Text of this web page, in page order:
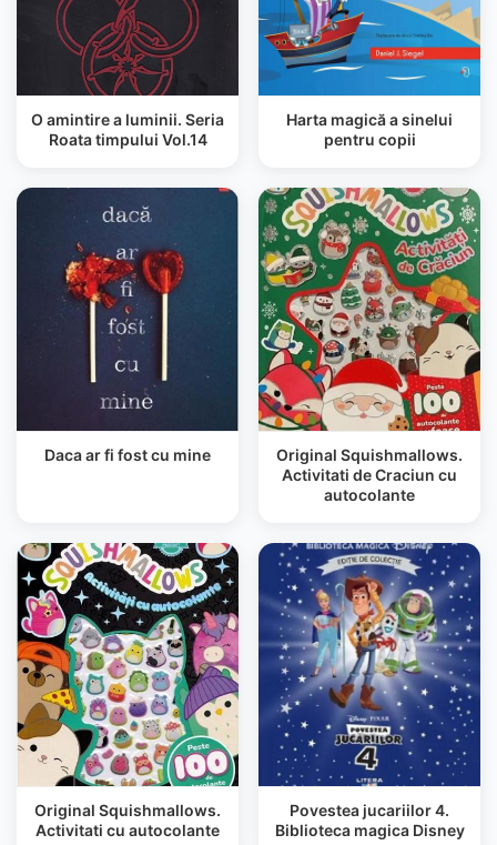
O amintire a luminii. Seria
Roata timpului Vol.14
Harta magică a sinelui
pentru copii
Daca ar fi fost cu mine
Original Squishmallows.
Activitati de Craciun cu
autocolante
Original Squishmallows.
Activitati cu autocolante
Povestea jucariilor 4.
Biblioteca magica Disney